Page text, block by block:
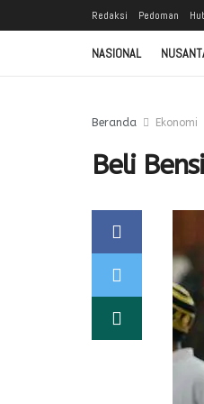
Redaksi Pedoman
NASIONAL
Beranda Ekonomi
Beli